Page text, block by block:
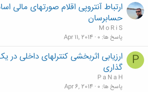
ارتباط آنتروپی اقلام صورتهای مالی
حسابرسان
M o R i S
پاسخ ها 0
Apr 11, 2014
P
ارزیابی اثربخشی کنترلهای داخلی
گذاری
P a N a H
پاسخ ها 0
Apr 6, 2014